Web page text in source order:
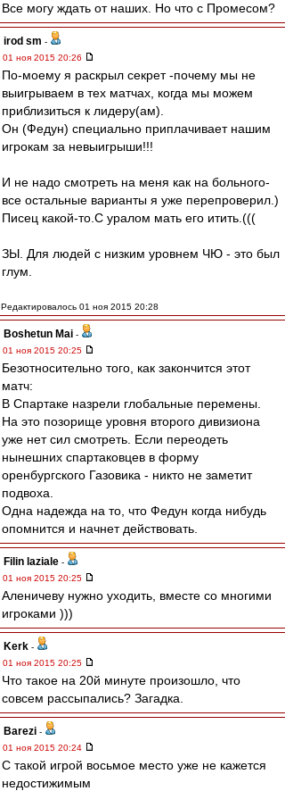
Все могу ждать от наших. Но что с Промесом?
irod sm -
01 ноя 2015 20:26
По-моему я раскрыл секрет -почему мы не
выигрываем в тех матчах, когда мы можем
приблизиться к лидеру(ам).
Он (Федун) специально приплачивает нашим
игрокам за невыигрыши!!!
И не надо смотреть на меня как на больного-
все остальные варианты я уже перепроверил.)
Писец какой-то.С уралом мать его итить.(((
ЗЫ. Для людей с низким уровнем ЧЮ - это был
глум.
Редактировалось 01 ноя 2015 20:28
Boshetun Mai -
01 ноя 2015 20:25
Безотносительно того, как закончится этот
матч:
В Спартаке назрели глобальные перемены.
На это позорище уровня второго дивизиона
уже нет сил смотреть. Если переодеть
нынешних спартаковцев в форму
оренбургского Газовика - никто не заметит
подвоха.
Одна надежда на то, что Федун когда нибудь
опомнится и начнет действовать.
Filin laziale -
01 ноя 2015 20:25
Аленичеву нужно уходить, вместе со многими
игроками )))
Kerk -
01 ноя 2015 20:25
Что такое на 20й минуте произошло, что
совсем рассыпались? Загадка.
Barezi -
01 ноя 2015 20:24
С такой игрой восьмое место уже не кажется
недостижимым